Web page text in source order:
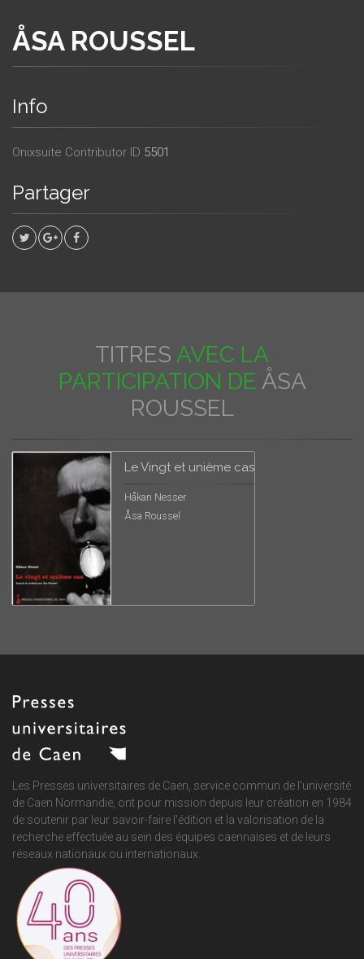
ÅSA ROUSSEL
Info
Onixsuite Contributor ID 5501
Partager
TITRES AVEC LA
PARTICIPATION DE ÅSA
ROUSSEL
Le Vingt et unième cas
Håkan Nesser
Åsa Roussel
Les Presses universitaires de Caen, service commun de l'université
de Caen Normandie, ont pour mission depuis leur création en 1984
de soutenir par leur savoir-faire l'édition et la valorisation de la
recherche effectuée au sein des équipes caennaises et de leurs
réseaux nationaux ou internationaux.